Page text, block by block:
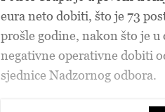
eura neto dobiti, što je 73
prošle godine, nakon što je
negativne operativne dobiti
sjednice Nadzornog odbora.